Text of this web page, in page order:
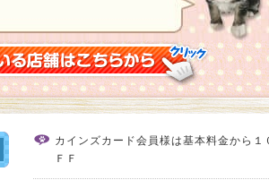
カインズカード会員様は基本料金から１
ＦＦ